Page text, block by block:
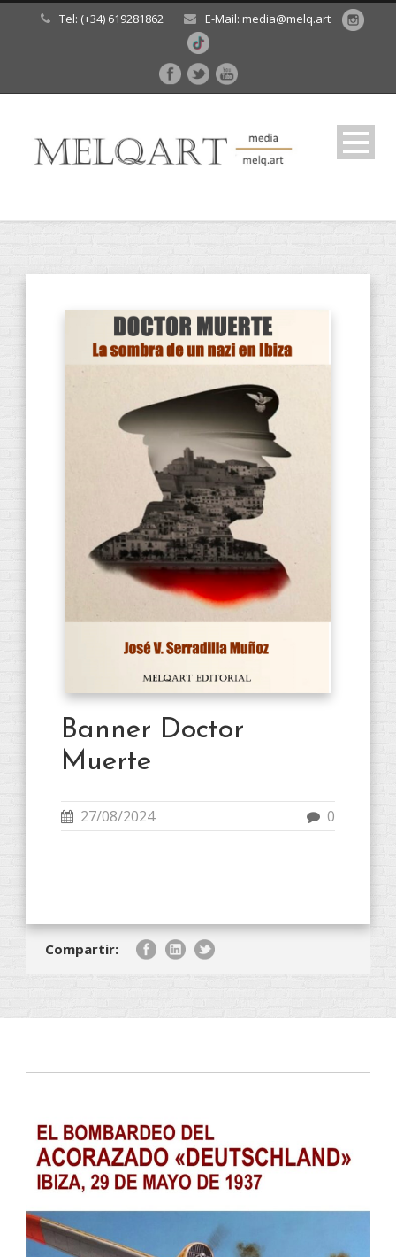
Tel: (+34) 619281862 E-Mail: media@melq.art
Banner Doctor
Muerte
27/08/2024 0
Compartir: